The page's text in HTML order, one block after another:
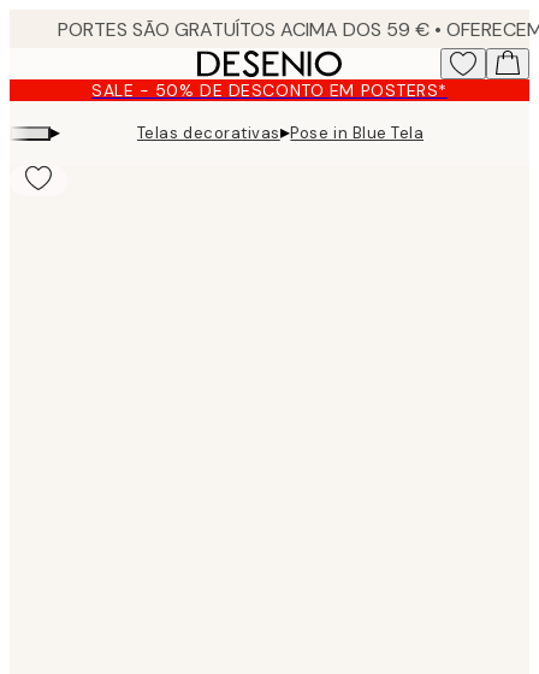
content. SALE - 50% DE DESCONTO EM POSTERS*
▸ Telas decorativas▸Pose in Blue Tela